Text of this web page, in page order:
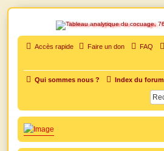
SOS cocu
Accès rapide Faire un don FAQ
Qui sommes nous ? Index du forum